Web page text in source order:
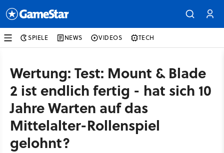
SPIELE NEWS VIDEOS TECH
Wertung: Test: Mount & Blade
2 ist endlich fertig - hat sich 10
Jahre Warten auf das
Mittelalter-Rollenspiel
gelohnt?